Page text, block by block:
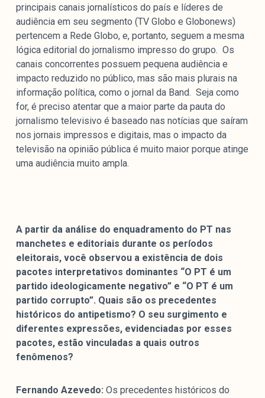
principais canais jornalísticos do país e líderes de
audiência em seu segmento (TV Globo e Globonews)
pertencem a Rede Globo, e, portanto, seguem a mesma
lógica editorial do jornalismo impresso do grupo. Os
canais concorrentes possuem pequena audiência e
impacto reduzido no público, mas são mais plurais na
informação política, como o jornal da Band. Seja como
for, é preciso atentar que a maior parte da pauta do
jornalismo televisivo é baseado nas notícias que saíram
nos jornais impressos e digitais, mas o impacto da
televisão na opinião pública é muito maior porque atinge
uma audiência muito ampla.
A partir da análise do enquadramento do PT nas
manchetes e editoriais durante os períodos
eleitorais, você observou a existência de dois
pacotes interpretativos dominantes “O PT é um
partido ideologicamente negativo” e “O PT é um
partido corrupto”. Quais são os precedentes
históricos do antipetismo? O seu surgimento e
diferentes expressões, evidenciadas por esses
pacotes, estão vinculadas a quais outros
fenômenos?
Fernando Azevedo: Os precedentes históricos do